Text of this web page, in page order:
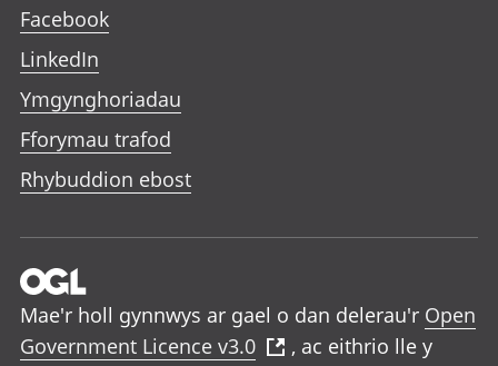
Facebook
LinkedIn
Ymgynghoriadau
Fforymau trafod
Rhybuddion ebost
Mae'r holl gynnwys ar gael o dan delerau'r Open
Government Licence v3.0
, ac eithrio lle y